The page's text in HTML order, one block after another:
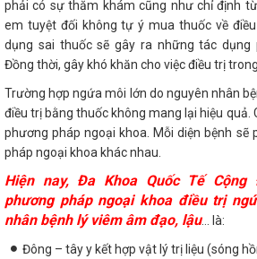
phải có sự thăm khám cũng như chỉ định
em tuyệt đối không tự ý mua thuốc về
dụng sai thuốc sẽ gây ra những tác dụng
Đồng thời, gây khó khăn cho việc điều trị
Trường hợp ngứa môi lớn do nguyên nhân
điều trị bằng thuốc không mang lại hiệu quả.
phương pháp ngoại khoa. Mỗi diện bệnh sẽ
pháp ngoại khoa khác nhau.
Hiện nay, Đa Khoa Quốc Tế
phương pháp ngoại khoa điều trị
nhân bệnh lý viêm âm đạo, lậu... là:
Đông – tây y kết hợp vật lý trị liệu (sóng